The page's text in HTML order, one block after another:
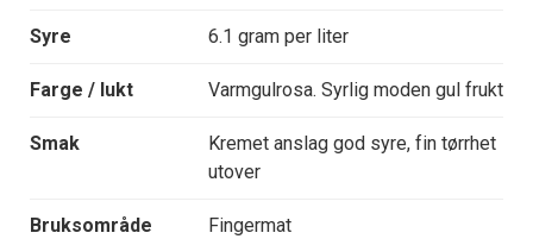
Syre 6.1 gram per liter
Farge / lukt Varmgulrosa. Syrlig moden gul frukt
Smak
Kremet anslag god syre, fin tørrhet
utover
Bruksområde Fingermat